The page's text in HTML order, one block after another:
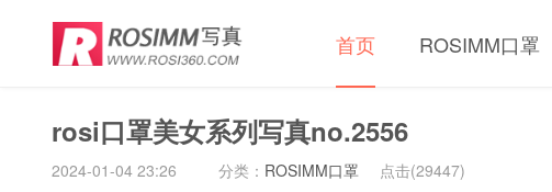
首页 ROSIMM口罩
rosi口罩美女系列写真no.2556
2024-01-04 23:26 分类： ROSIMM口罩 点击(29447)